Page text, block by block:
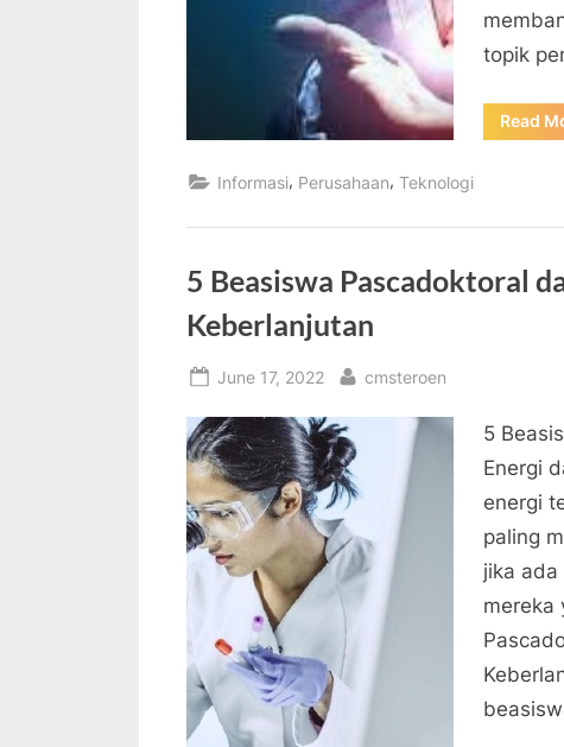
topik
Read
Informasi, Perusahaan, Teknologi
5 Beasiswa Pascadoktoral
Keberlanjutan
Posted
June 17, 2022 By
cmsteroen
5
Energi
energi
paling
jika
mereka